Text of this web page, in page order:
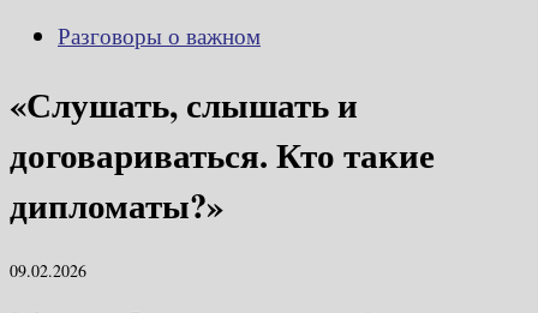
Разговоры о важном
«Слушать, слышать и
договариваться. Кто такие
дипломаты?»
09.02.2026